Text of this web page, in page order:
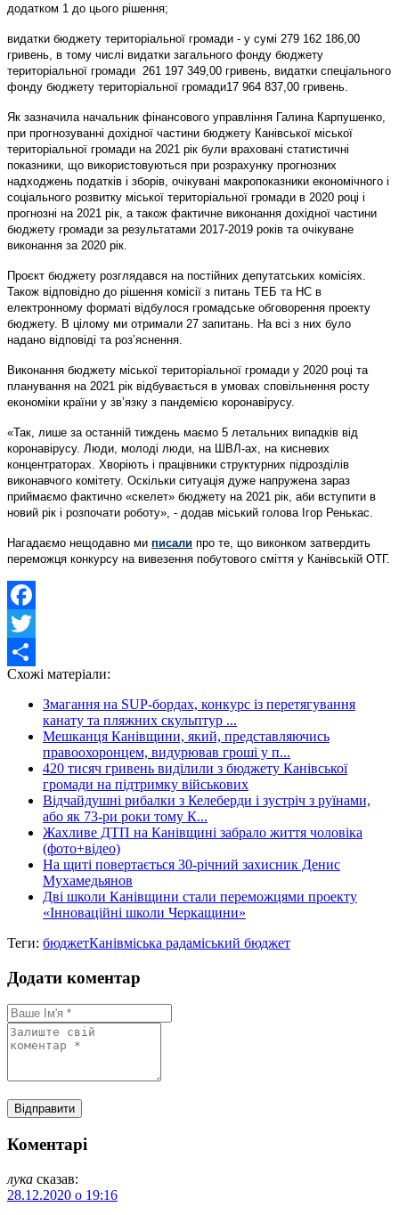
додатком 1 до цього рішення;
видатки бюджету територіальної громади - у сумі 279 162 186,00
гривень, в тому числі видатки загального фонду бюджету
територіальної громади 261 197 349,00 гривень, видатки спеціального
фонду бюджету територіальної громади17 964 837,00 гривень.
Як зазначила начальник фінансового управління Галина Карпушенко,
при прогнозуванні дохідної частини бюджету Канівської міської
територіальної громади на 2021 рік були враховані статистичні
показники, що використовуються при розрахунку прогнозних
надходжень податків і зборів, очікувані макропоказники економічного і
соціального розвитку міської територіальної громади в 2020 році і
прогнозні на 2021 рік, а також фактичне виконання дохідної частини
бюджету громади за результатами 2017-2019 років та очікуване
виконання за 2020 рік.
Проєкт бюджету розглядався на постійних депутатських комісіях.
Також відповідно до рішення комісії з питань ТЕБ та НС в
електронному форматі відбулося громадське обговорення проекту
бюджету. В цілому ми отримали 27 запитань. На всі з них було
надано відповіді та роз’яснення.
Виконання бюджету міської територіальної громади у 2020 році та
планування на 2021 рік відбувається в умовах сповільнення росту
економіки країни у зв’язку з пандемією коронавірусу.
«Так, лише за останній тиждень маємо 5 летальних випадків від
коронавірусу. Люди, молоді люди, на ШВЛ-ах, на кисневих
концентраторах. Хворіють і працівники структурних підрозділів
виконавчого комітету. Оскільки ситуація дуже напружена зараз
приймаємо фактично «скелет» бюджету на 2021 рік, аби вступити в
новий рік і розпочати роботу», - додав міський голова Ігор Ренькас.
Нагадаємо нещодавно ми писали про те, що виконком затвердить
переможця конкурсу на вивезення побутового сміття у Канівській ОТГ.
Facebook
Twitter
Share
Схожі матеріали:
Змагання на SUP-бордах, конкурс із перетягування
канату та пляжних скульптур ...
Мешканця Канівщини, який, представляючись
правоохоронцем, видурював гроші у п...
420 тисяч гривень виділили з бюджету Канівської
громади на підтримку військових
Відчайдушні рибалки з Келеберди і зустріч з руїнами,
або як 73-ри роки тому К...
Жахливе ДТП на Канівщині забрало життя чоловіка
(фото+відео)
На щиті повертається 30-річний захисник Денис
Мухамедьянов
Дві школи Канівщини стали переможцями проекту
«Інноваційні школи Черкащини»
Теги: бюджетКанівміська радаміський бюджет
Додати коментар
Коментарі
лука сказав:
28.12.2020 о 19:16